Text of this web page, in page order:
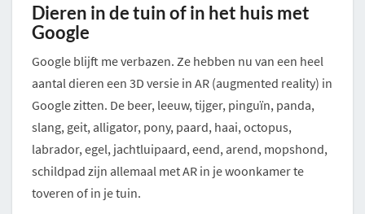
Dieren in de tuin of in het huis met
Google
Google blijft me verbazen. Ze hebben nu van een heel
aantal dieren een 3D versie in AR (augmented reality) in
Google zitten. De beer, leeuw, tijger, pinguïn, panda,
slang, geit, alligator, pony, paard, haai, octopus,
labrador, egel, jachtluipaard, eend, arend, mopshond,
schildpad zijn allemaal met AR in je woonkamer te
toveren of in je tuin.